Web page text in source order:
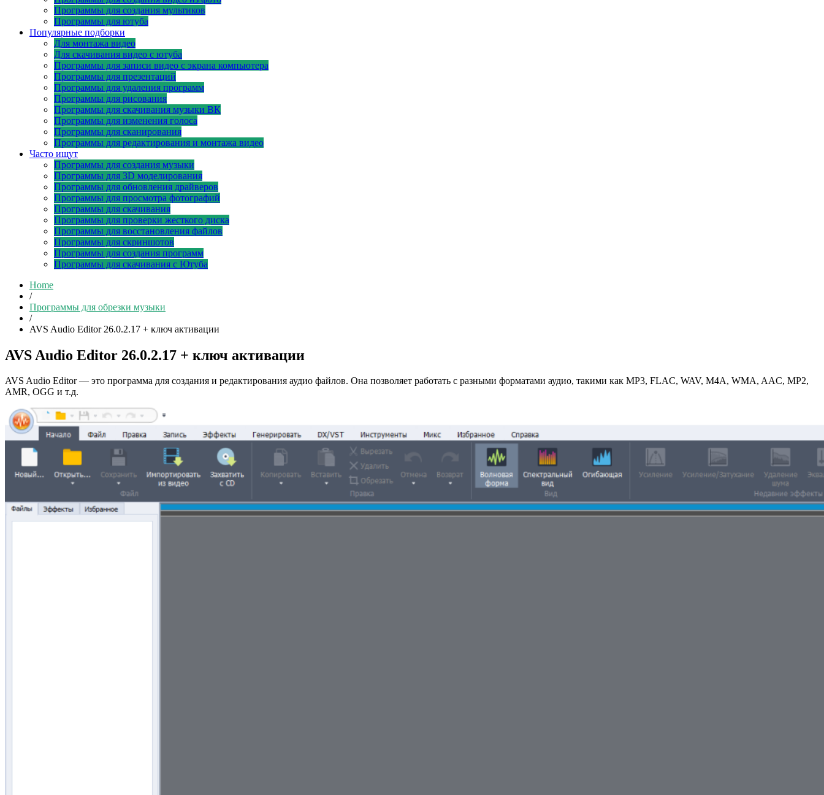
Программы для создания мультиков
Программы для ютуба
Популярные подборки
Для монтажа видео
Для скачивания видео с ютуба
Программы для записи видео с экрана компьютера
Программы для презентаций
Программы для удаления программ
Программы для рисования
Программы для скачивания музыки ВК
Программы для изменения голоса
Программы для сканирования
Программы для редактирования и монтажа видео
Часто ищут
Программы для создания музыки
Программы для 3D моделирования
Программы для обновления драйверов
Программы для просмотра фотографий
Программы для скачивания
Программы для проверки жесткого диска
Программы для восстановления файлов
Программы для скриншотов
Программы для создания программ
Программы для скачивания с Ютуба
Home
/
Программы для обрезки музыки
/
AVS Audio Editor 26.0.2.17 + ключ активации
AVS Audio Editor 26.0.2.17 + ключ активации
AVS Audio Editor — это программа для создания и редактирования аудио файлов. Она позволяет работать с разными форматами аудио, такими как MP3, FLAC, WAV, M4A, WMA, AAC, MP2,
AMR, OGG и т.д.